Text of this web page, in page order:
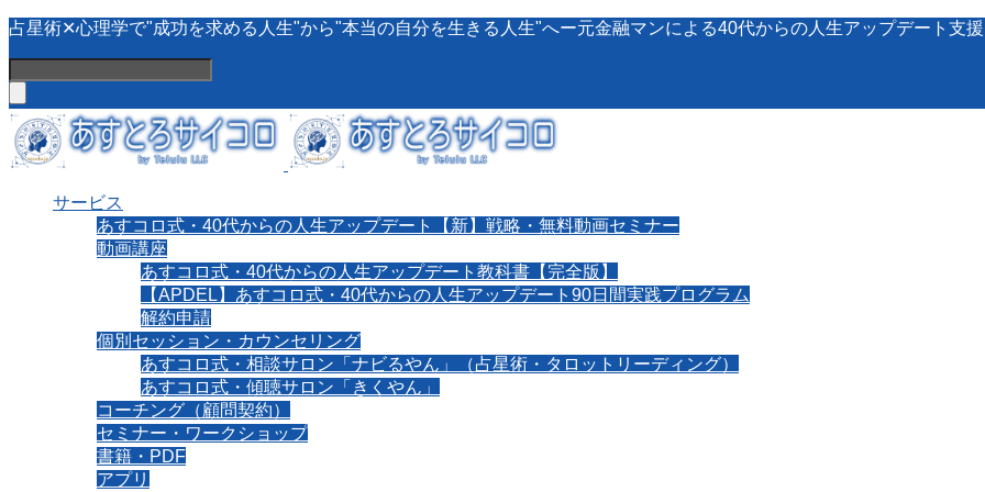
占星術✕心理学で"成功を求める人生"から"本当の自分を生きる人生"へー元金融マンによる40代からの人生アップデート支援
サービス
あすコロ式・40代からの人生アップデート【新】戦略・無料動画セミナー
動画講座
あすコロ式・40代からの人生アップデート教科書【完全版】
【APDEL】あすコロ式・40代からの人生アップデート90日間実践プログラム
解約申請
個別セッション・カウンセリング
あすコロ式・相談サロン「ナビるやん」（占星術・タロットリーディング）
あすコロ式・傾聴サロン「きくやん」
コーチング（顧問契約）
セミナー・ワークショップ
書籍・PDF
アプリ